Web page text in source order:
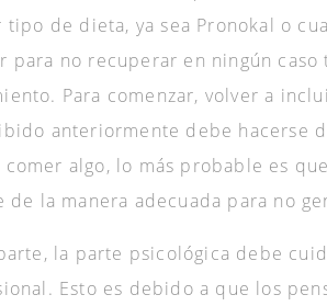
tipo de dieta, ya sea Pronokal o
para no recuperar en ningún
Para comenzar, volver a
anteriormente debe hacerse
algo, lo más probable es
de la manera adecuada para no
la parte psicológica debe
Esto es debido a que los